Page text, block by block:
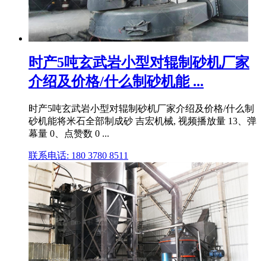
时产5吨玄武岩小型对辊制砂机厂家
介绍及价格/什么制砂机能 ...
时产5吨玄武岩小型对辊制砂机厂家介绍及价格/什么制
砂机能将米石全部制成砂 吉宏机械, 视频播放量 13、弹
幕量 0、点赞数 0 ...
联系电话: 180 3780 8511